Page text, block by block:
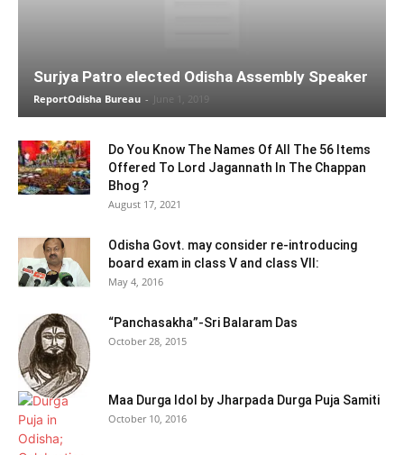
Surjya Patro elected Odisha Assembly Speaker
ReportOdisha Bureau - June 1, 2019
Do You Know The Names Of All The 56 Items
Offered To Lord Jagannath In The Chappan
Bhog ?
August 17, 2021
Odisha Govt. may consider re-introducing
board exam in class V and class VII:
May 4, 2016
“Panchasakha”-Sri Balaram Das
October 28, 2015
Maa Durga Idol by Jharpada Durga Puja Samiti
October 10, 2016